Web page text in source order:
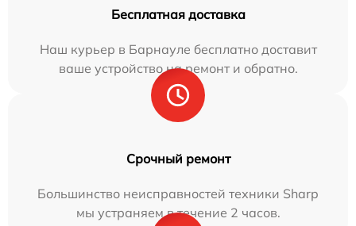
Бесплатная доставка
Наш курьер в Барнауле бесплатно доставит
ваше устройство на ремонт и обратно.
Срочный ремонт
Большинство неисправностей техники Sharp
мы устраняем в течение 2 часов.